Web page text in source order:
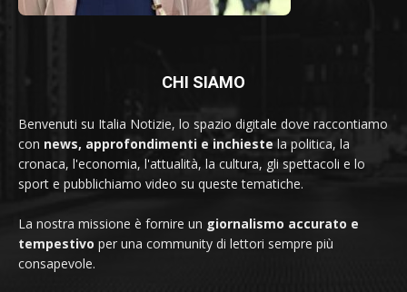
CHI SIAMO
Benvenuti su Italia Notizie, lo spazio digitale dove raccontiamo
con news, approfondimenti e inchieste la politica, la
cronaca, l'economia, l'attualità, la cultura, gli spettacoli e lo
sport e pubblichiamo video su queste tematiche.
La nostra missione è fornire un giornalismo accurato e
tempestivo per una community di lettori sempre più
consapevole.